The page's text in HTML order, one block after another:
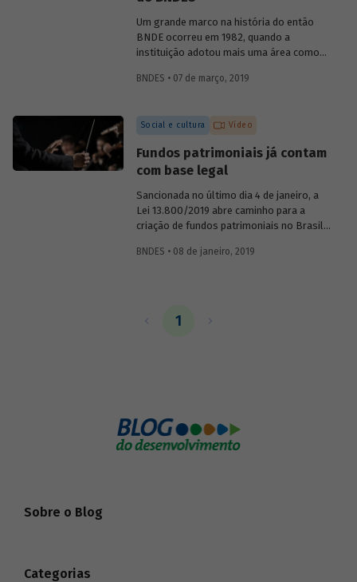
teve o S de "social" incorporado a sua
sigla nos anos 1980.
Um grande marco na história do então
BNDE ocorreu em 1982, quando a
instituição adotou mais uma área como
Banco Nacional de Desenvolvimento
resolveram os problemas sociais, ao
contrário, eles pareciam ter se agravado
no país. Era preciso conciliar
desenvolvimento econômico e
desenvolvimento social. Conheça um
pouco sobre a atuação da instituição na
promoção da inclusão social ao longo de
sua história.
BNDES • 07 de março, 2019
Social e cultura Vídeo
Fundos patrimoniais já contam
com base legal
Sancionada no último dia 4 de janeiro, a
Lei 13.800/2019 abre caminho para a
criação de fundos patrimoniais no Brasil.
trabalho de discussão do tema e
pela chefe do Departamento de Educação
BNDES • 08 de janeiro, 2019
1
Sobre o Blog
Categorias